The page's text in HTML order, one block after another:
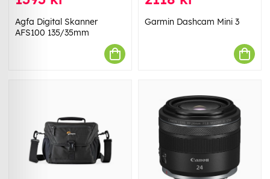
Agfa Digital Skanner
AFS100 135/35mm
Garmin Dashcam Mini 3